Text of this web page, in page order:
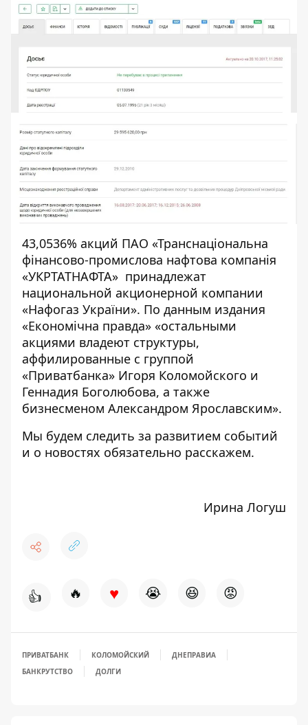
43,0536% акций ПАО «Транснаціональна
фінансово-промислова нафтова компанія
«УКРТАТНАФТА» принадлежат
национальной акционерной компании
«Нафогаз України». По данным издания
«Економічна правда» «остальными
акциями владеют структуры,
аффилированные с группой
«Приватбанка» Игоря Коломойского и
Геннадия Боголюбова, а также
бизнесменом Александром Ярославским».
Мы будем следить за развитием событий
и о новостях обязательно расскажем.
Ирина Логуш
👍 🔥 ♥ 😭 😆 😡
ПРИВАТБАНК КОЛОМОЙСКИЙ
ДНЕПРАВИА
БАНКРУТСТВО
ДОЛГИ